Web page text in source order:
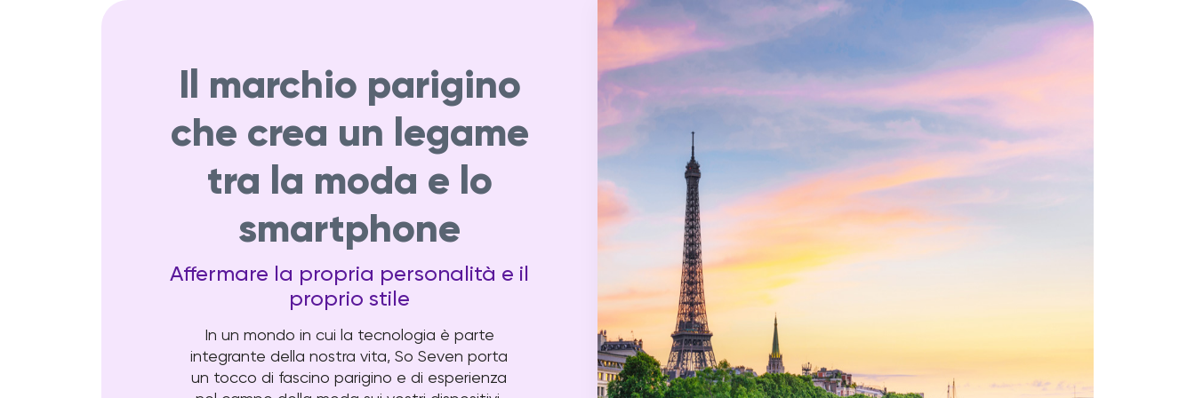
Il marchio parigino
che crea un legame
tra la moda e lo
smartphone
Affermare la propria personalità e il
proprio stile
In un mondo in cui la tecnologia è parte
integrante della nostra vita, So Seven porta
un tocco di fascino parigino e di esperienza